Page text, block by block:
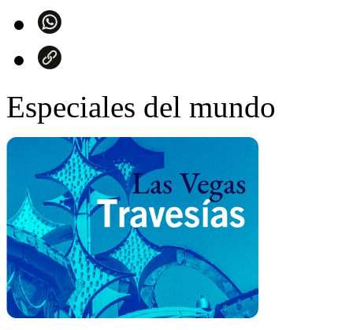
Especiales del mundo